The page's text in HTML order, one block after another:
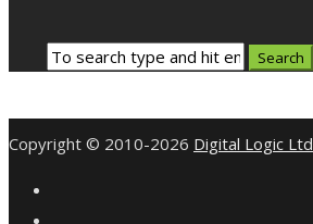
Copyright © 2010-2026 Digital Logic Ltd